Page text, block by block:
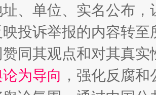
军营 权益有保障
、单位、实名公布
投诉举报的内容转
同其观点和对其真实
为导向 ，强化反腐